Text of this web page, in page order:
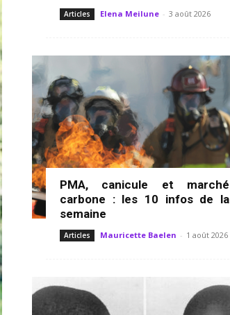
Articles Elena Meilune - 3 août 2026
PMA, canicule et marché
carbone : les 10 infos de la
semaine
Articles Mauricette Baelen - 1 août 2026